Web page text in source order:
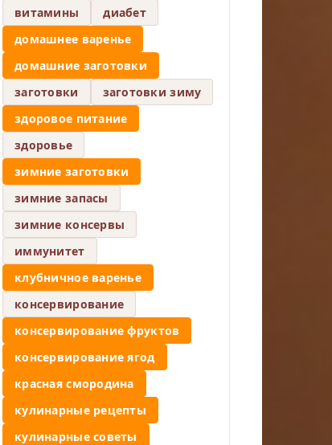
витамины
диабет
домашнее варенье
домашние заготовки
заготовки
заготовки зиму
здоровое питание
здоровье
зимние заготовки
зимние запасы
зимние консервы
иммунитет
клубничное варенье
консервирование
консервирование фруктов
консервирование ягод
красная смородина
кулинарные рецепты
кулинарные советы